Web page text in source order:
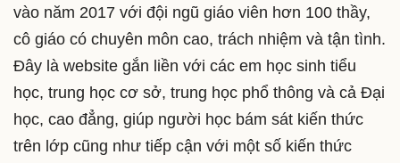
vào năm 2017 với đội ngũ giáo viên hơn 100 thầy,
cô giáo có chuyên môn cao, trách nhiệm và tận tình.
Đây là website gắn liền với các em học sinh tiểu
học, trung học cơ sở, trung học phổ thông và cả Đại
học, cao đẳng, giúp người học bám sát kiến thức
trên lớp cũng như tiếp cận với một số kiến thức